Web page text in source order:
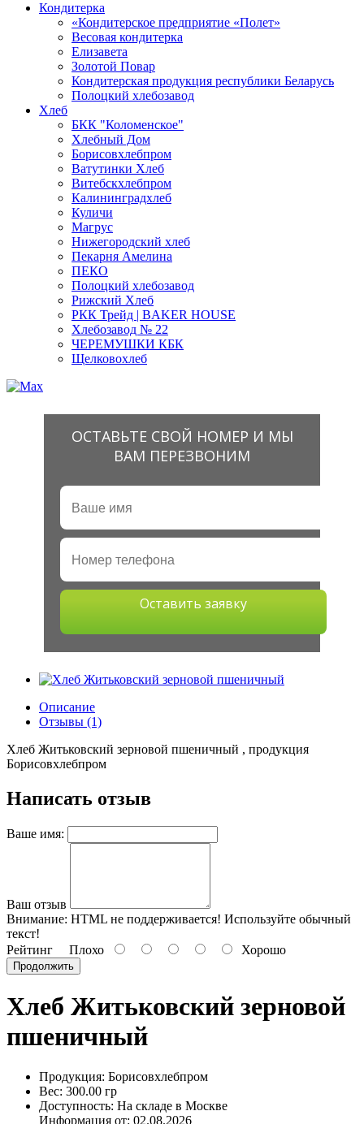
Кондитерка
«Кондитерское предприятие «Полет»
Весовая кондитерка
Елизавета
Золотой Повар
Кондитерская продукция республики Беларусь
Полоцкий хлебозавод
Хлеб
БКК "Коломенское"
Хлебный Дом
Борисовхлебпром
Ватутинки Хлеб
Витебскхлебпром
Калининградхлеб
Куличи
Магрус
Нижегородский хлеб
Пекарня Амелина
ПЕКО
Полоцкий хлебозавод
Рижский Хлеб
РКК Трейд | BAKER HOUSE
Хлебозавод № 22
ЧЕРЕМУШКИ КБК
Щелковохлеб
ОСТАВЬТЕ СВОЙ НОМЕР И МЫ
ВАМ ПЕРЕЗВОНИМ
Оставить заявку
Описание
Отзывы (1)
Хлеб Житьковский зерновой пшеничный , продукция
Борисовхлебпром
Написать отзыв
Ваше имя:
Ваш отзыв
Внимание: HTML не поддерживается! Используйте обычный
текст!
Рейтинг Плохо Хорошо
Продолжить
Хлеб Житьковский зерновой
пшеничный
Продукция: Борисовхлебпром
Вес: 300.00 гр
Доступность: На складе в Москве
Информация от: 02.08.2026